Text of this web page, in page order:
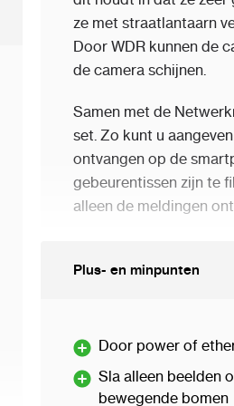
ze met straatlantaarn
Door WDR kunnen de
de camera schijnen.
Samen met de
set. Zo kunt u
ontvangen op de
gebeurentissen zijn te
alleen de meldingen
Ondersteund
5.3Mpx,2688 x
720 -720p
WDR - 120 dB -
Plus- en minpunten
Door power of
Sla alleen beelden
bewegende bomen